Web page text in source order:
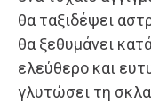
θα ταξιδέψει
θα ξεθυμάνει
ελεύθερο και
γλυτώσει τη